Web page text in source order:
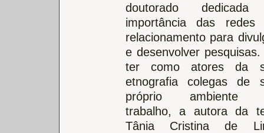
doutorado
importância das redes
relacionamento para
e desenvolver pesquisas.
ter como atores da
etnografia colegas de
próprio ambiente
trabalho, a autora da
Tânia Cristina de